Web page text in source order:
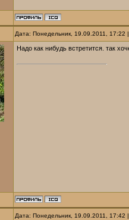
Дата: Понедельник, 19.09.2011,
Надо как нибудь встретится. так
Дата: Понедельник, 19.09.2011,